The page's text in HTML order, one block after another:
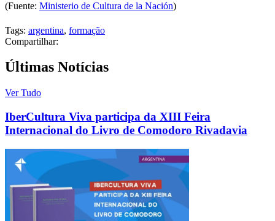
(Fuente: Ministerio de Cultura de la Nación)
Tags: argentina, formação
Compartilhar:
Últimas Notícias
Ver Tudo
IberCultura Viva participa da XIII Feira
Internacional do Livro de Comodoro Rivadavia